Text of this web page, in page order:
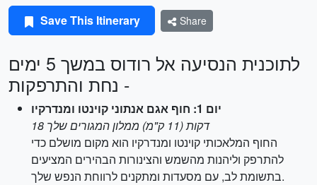
Save This Itinerary Share
לתוכנית הנסיעה אל רודוס במשך 5 ימים
- נחת והתרפקות
יום 1: חוף אגם אנתוני קוינטו ומנדרקיו
18 דקות (11 ק"מ) ממלון המגורים שלך
החוף המלאכותי קוינטו ומנדרקיו הוא מקום מושלם כדי
להתרפק וליהנות מהשמש והצינורות הבהירים המציעים
בתשומת לב, עם מסעדות ומתקנים לרווחת הנפש שלך.